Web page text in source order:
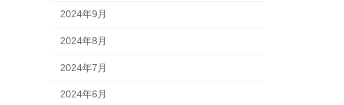
2024年9月
2024年8月
2024年7月
2024年6月